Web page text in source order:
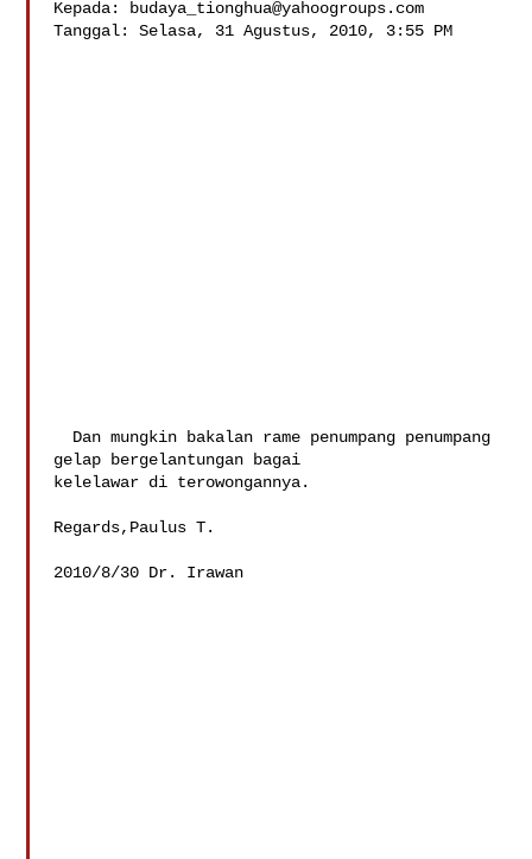
Kepada:
budaya_tionghua@yahoogroups.com
Tanggal: Selasa, 31 Agustus, 2010, 3:55 PM
gelap bergelantungan bagai
kelelawar di terowongannya.
Regards,Paulus T.
2010/8/30 Dr. Irawan